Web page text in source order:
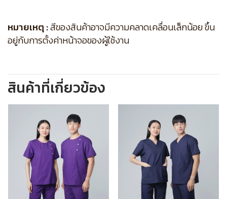
หมายเหตุ :สีของสินค้าอาจมีความคลาดเคลื่อนเล็กน้อย ขึ้น
อยู่กับการตั้งค่าหน้าจอของผู้ใช้งาน
สินค้าที่เกี่ยวข้อง